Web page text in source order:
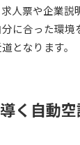
人票や企業
に合った環
となります。
く自動